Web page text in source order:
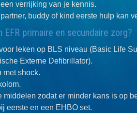
verrijking van je kennis.
buddy of kind eerste hulp kan
primaire en secundaire zorg?
leken op BLS niveau (Basic Life
Externe Defibrillator).
met shock.
middelen zodat er minder kans is op
eerste en een EHBO set.